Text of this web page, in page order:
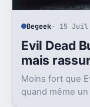
Begeek· 15 Juil
Evil Dead
mais
Moins fort que
quand même